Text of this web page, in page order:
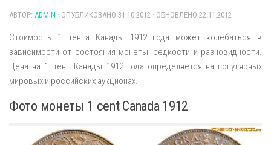
АВТОР: ADMIN · ОПУБЛИКОВАНО 31.10.2012 · ОБНОВЛЕНО 22.11.2012
Стоимость 1 цента Канады 1912 года может колебаться в
зависимости от состояния монеты, редкости и разновидности.
Цена на 1 цент Канады 1912 года определяется на популярных
мировых и российских аукционах.
Фото монеты 1 cent Canada 1912